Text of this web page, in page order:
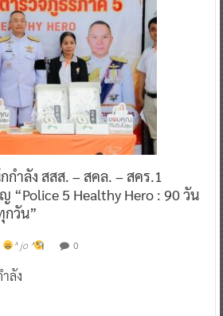
กำลัง สสส. – สคล. – สคร.1
“Police 5 Healthy Hero : 90 วัน
วัน”
^ jo ^ 0
ลัง